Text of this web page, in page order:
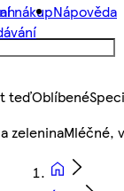
nákupNápověda
teďOblíbené
zeleninaMléčné,